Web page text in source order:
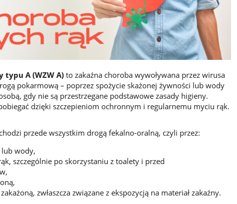
typu A (WZW A) to zakaźna choroba wywoływana przez wirusa
pokarmową – poprzez spożycie skażonej żywności lub wody
gdy nie są przestrzegane podstawowe zasady higieny.
dzięki szczepieniom ochronnym i regularnemu myciu rąk.
przede wszystkim drogą fekalno-oralną, czyli przez:
lub wody,
szczególnie po skorzystaniu z toalety i przed
zwłaszcza związane z ekspozycją na materiał zakaźny.